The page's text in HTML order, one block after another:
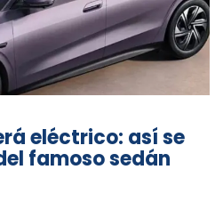
eléctrico: así se
famoso sedán